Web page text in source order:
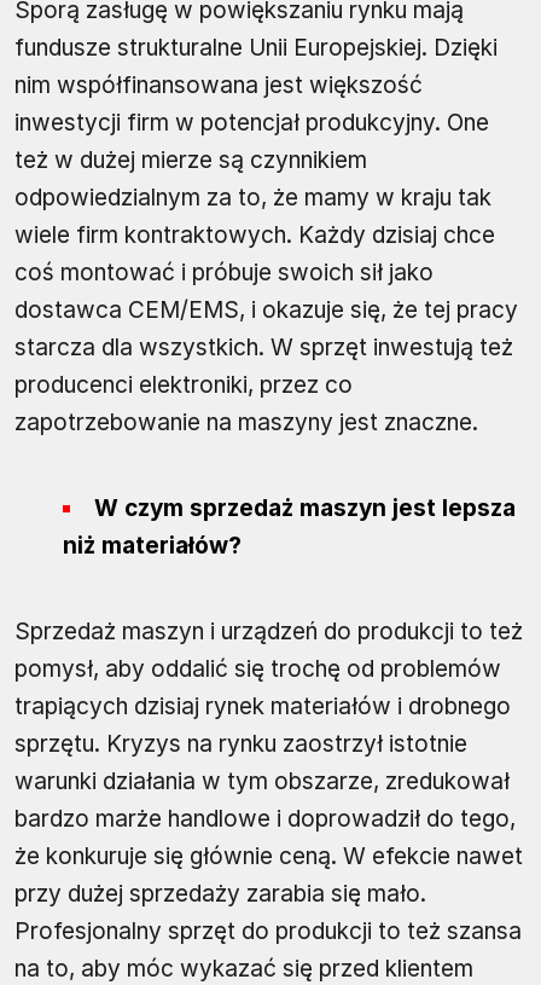
Sporą zasługę w powiększaniu rynku mają
fundusze strukturalne Unii Europejskiej. Dzięki
nim współfinansowana jest większość
inwestycji firm w potencjał produkcyjny. One
też w dużej mierze są czynnikiem
odpowiedzialnym za to, że mamy w kraju tak
wiele firm kontraktowych. Każdy dzisiaj chce
coś montować i próbuje swoich sił jako
dostawca CEM/EMS, i okazuje się, że tej pracy
starcza dla wszystkich. W sprzęt inwestują też
producenci elektroniki, przez co
zapotrzebowanie na maszyny jest znaczne.
W czym sprzedaż maszyn jest lepsza
niż materiałów?
Sprzedaż maszyn i urządzeń do produkcji to też
pomysł, aby oddalić się trochę od problemów
trapiących dzisiaj rynek materiałów i drobnego
sprzętu. Kryzys na rynku zaostrzył istotnie
warunki działania w tym obszarze, zredukował
bardzo marże handlowe i doprowadził do tego,
że konkuruje się głównie ceną. W efekcie nawet
przy dużej sprzedaży zarabia się mało.
Profesjonalny sprzęt do produkcji to też szansa
na to, aby móc wykazać się przed klientem